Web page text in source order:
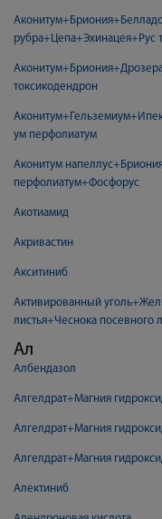
рубра+Цепа+Эхинацея+Рус
токсикодендрон
ум перфолиатум
Аконитум
перфолиатум+Фосфорус
Акотиамид
Акривастин
Акситиниб
Активированный
листья+Чеснока посевного
Ал
Албендазол
Алгелдрат+Магния
Алгелдрат+Магния
Алгелдрат+Магния
Алектиниб